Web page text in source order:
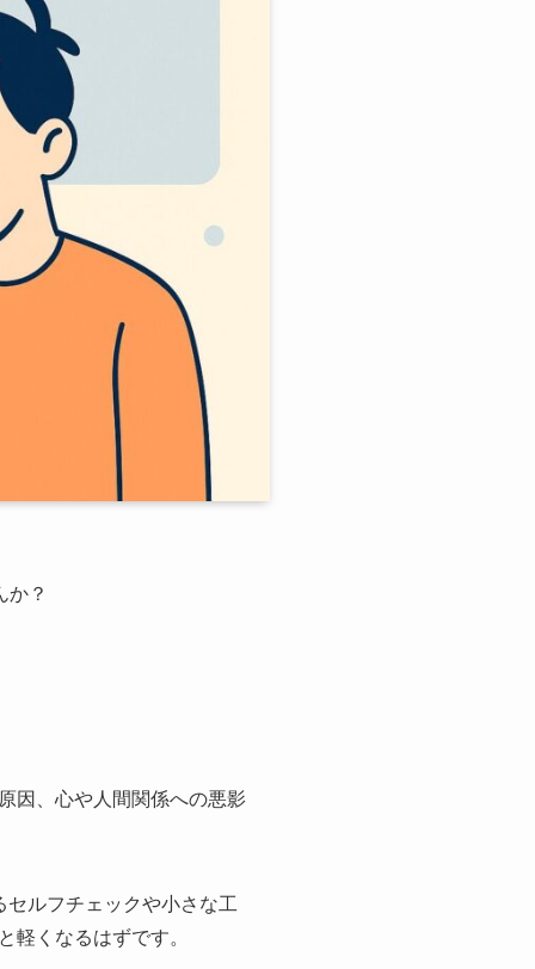
か？
因、心や人間関係への悪影
ルフチェックや小さな工
軽くなるはずです。